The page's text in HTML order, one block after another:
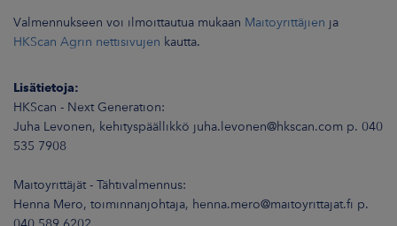
Valmennukseen voi ilmoittautua mukaan Maitoyrittäjien ja
HKScan Agrin nettisivujen kautta.
Lisätietoja:
HKScan - Next Generation:
Juha Levonen, kehityspäällikkö juha.levonen@hkscan.com p. 040
535 7908
Maitoyrittäjät - Tähtivalmennus:
Henna Mero, toiminnanjohtaja, henna.mero@maitoyrittajat.fi p.
040 589 6202